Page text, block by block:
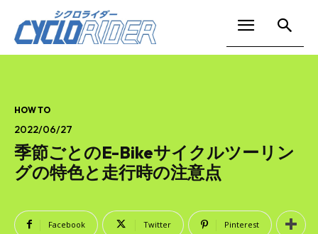
HOW TO
2022/06/27
季節ごとのE-Bikeサイクルツーリン
グの特色と走行時の注意点
Facebook Twitter Pinterest